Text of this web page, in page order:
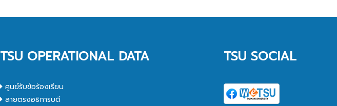
TSU OPERATIONAL DATA
ศูนย์รับข้อร้องเรียน
สายตรงอธิการบดี
TSU SOCIAL